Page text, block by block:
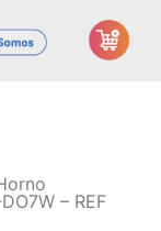
– REF